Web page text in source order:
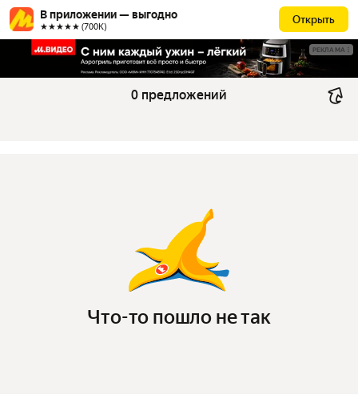
В приложении — выгодно
★★★★★ (700К)
Открыть
РЕКЛАМА
0 предложений
Что-то пошло не так